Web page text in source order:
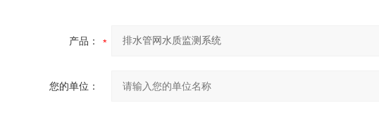
产品：
您的单位：